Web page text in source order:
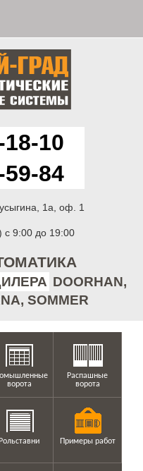
DOORHAN,
SOMMER
10
59-84
1а, оф. 1
с 9:00 до 19:00
ворота
Распашные
ворота
Рольставни Примеры работ